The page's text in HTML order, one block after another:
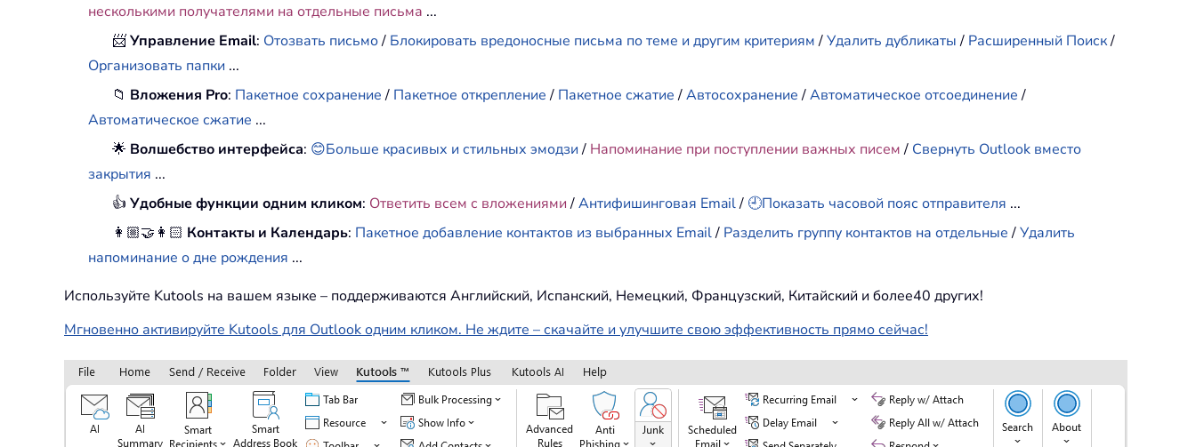
несколькими получателями на отдельные письма ...
📨Управление Email: Отозвать письмо/ Блокировать вредоносные письма по теме и другим критериям/Удалить дубликаты/ Расширенный Поиск/
Организовать папки ...
📁 Вложения Pro: Пакетное сохранение/ Пакетное открепление/ Пакетное сжатие/Автосохранение/Автоматическое отсоединение/
Автоматическое сжатие ...
🌟 Волшебство интерфейса: 😊Больше красивых и стильных эмодзи/ Напоминание при поступлении важных писем/ Свернуть Outlook вместо
закрытия ...
👍Удобные функции одним кликом: Ответить всем с вложениями /Антифишинговая Email/ 🕘Показать часовой пояс отправителя ...
👩🏼‍🤝‍👩🏻 Контакты и Календарь: Пакетное добавление контактов из выбранных Email/ Разделить группу контактов на отдельные/Удалить
напоминание о дне рождения ...
Используйте Kutools на вашем языке – поддерживаются Английский, Испанский, Немецкий, Французский, Китайский и более40 других!
Мгновенно активируйте Kutools для Outlook одним кликом. Не ждите – скачайте и улучшите свою эффективность прямо сейчас!